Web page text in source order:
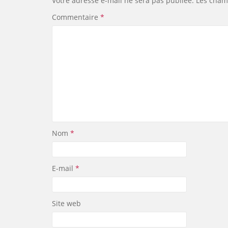
Commentaire *
Nom *
E-mail *
Site web